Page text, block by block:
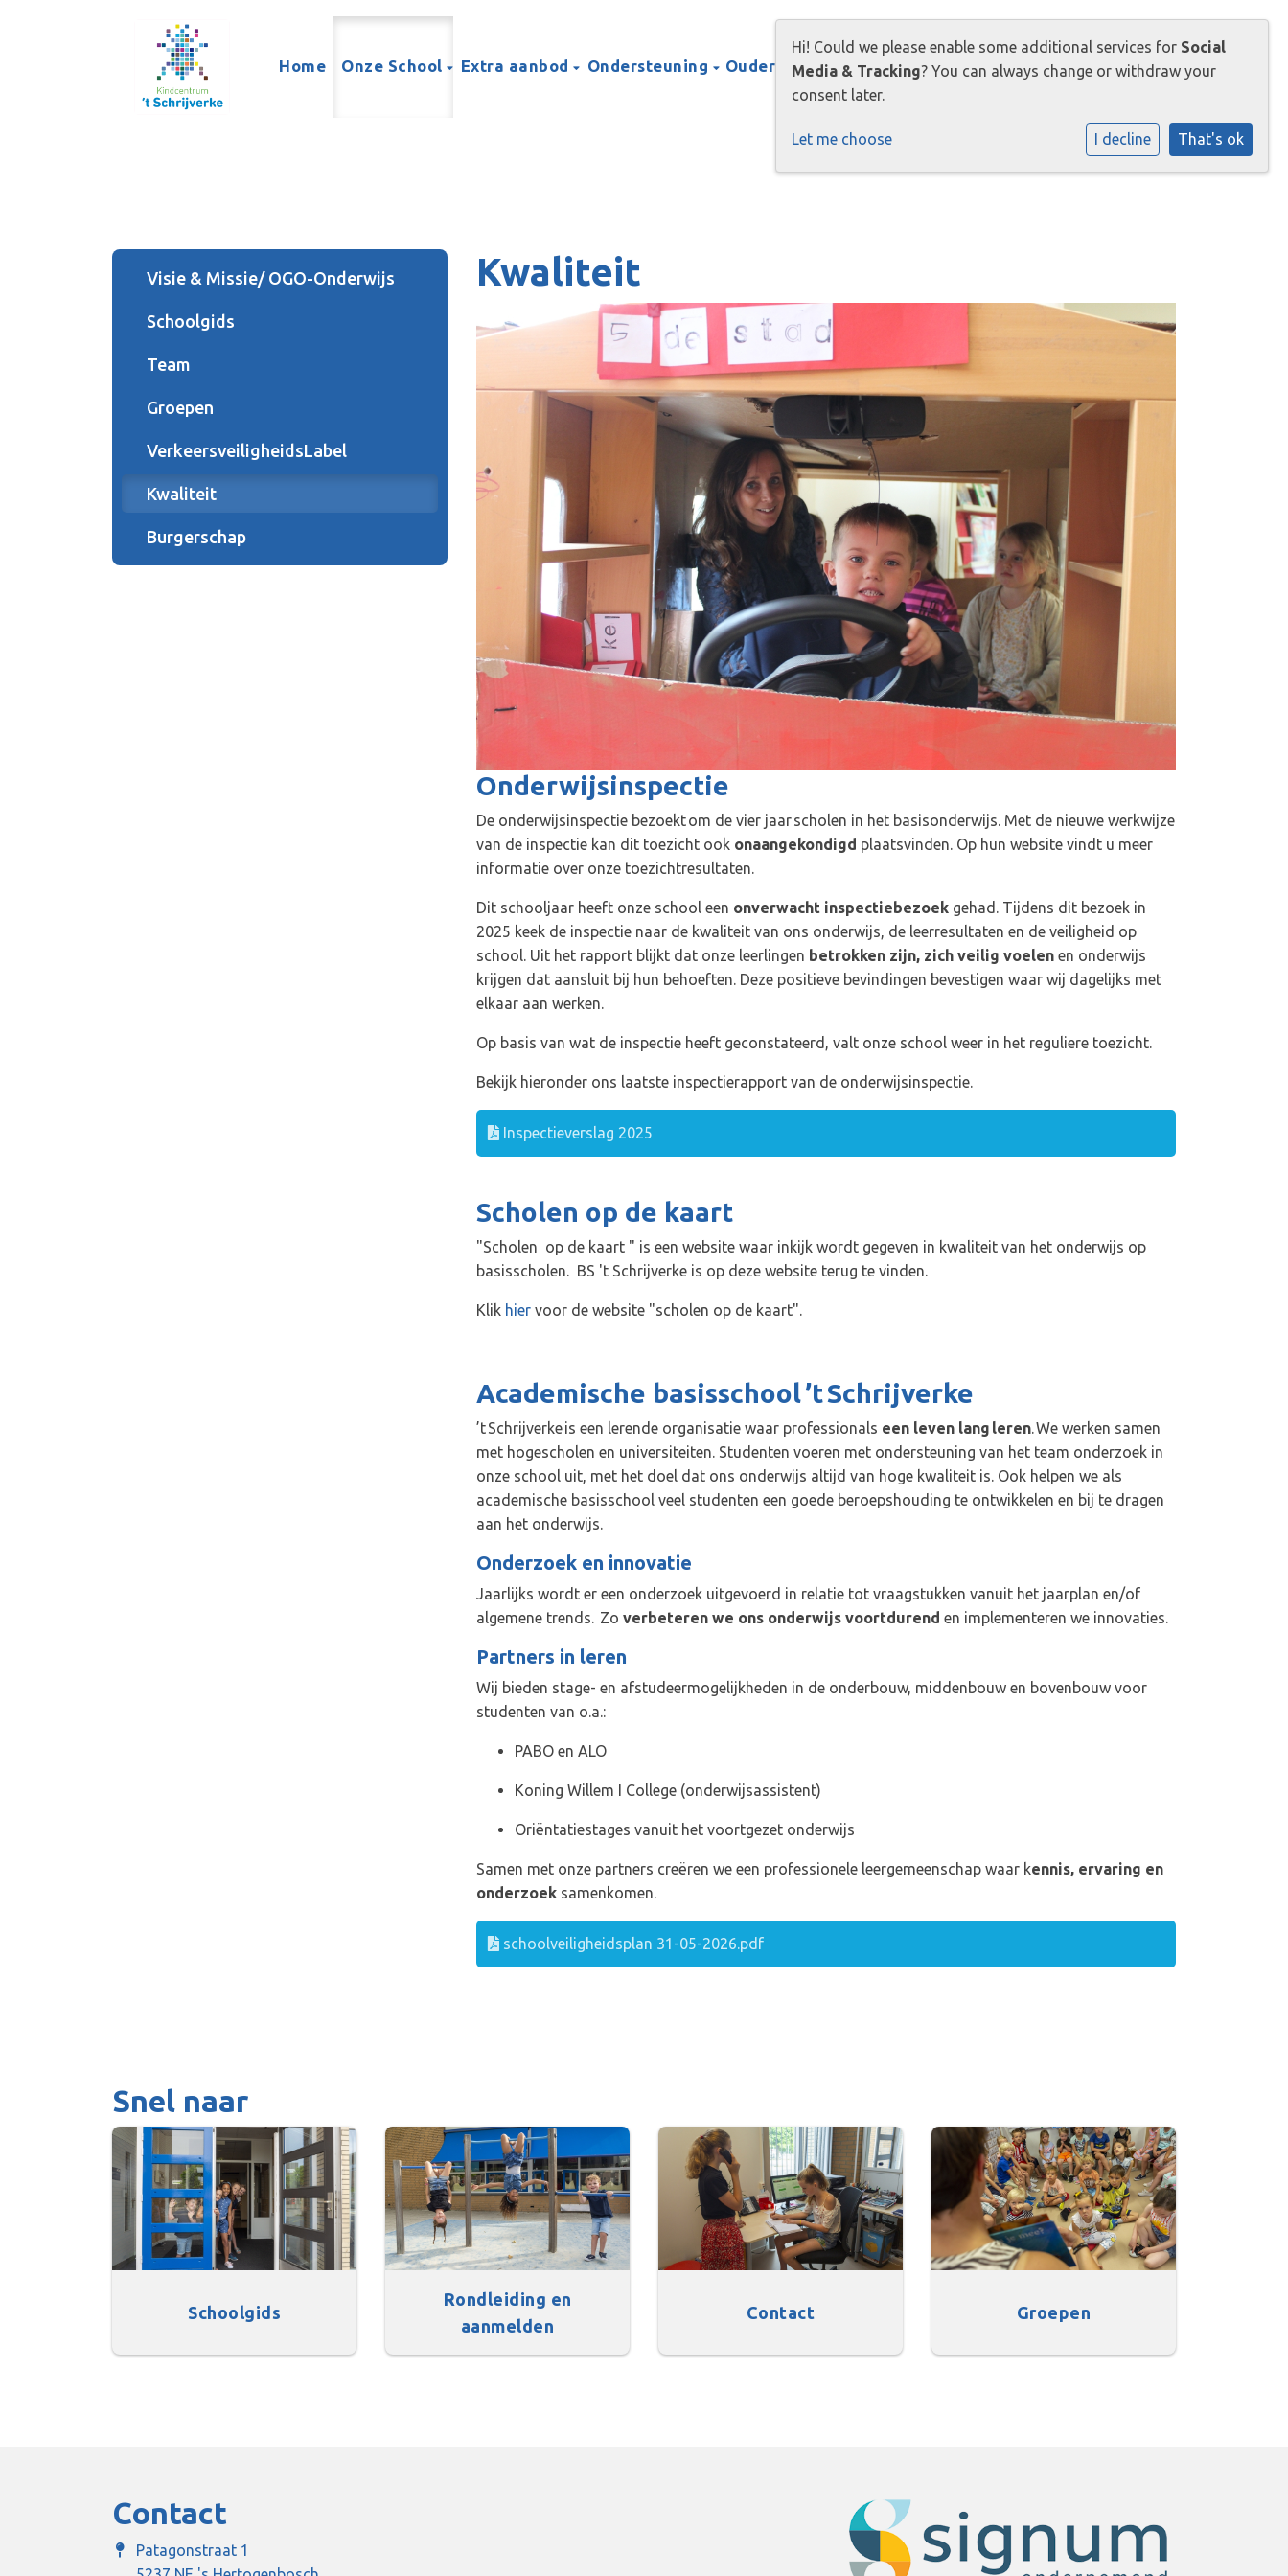
Home Onze School Extra aanbod Ondersteuning Ouders Praktische info Opvang 0-13 jaar Contact
Visie & Missie/ OGO-Onderwijs
Schoolgids
Team
Groepen
VerkeersveiligheidsLabel
Kwaliteit
Burgerschap
Kwaliteit
Onderwijsinspectie
De onderwijsinspectie bezoekt om de vier jaar scholen in het basisonderwijs. Met de nieuwe werkwijze
van de inspectie kan dit toezicht ook onaangekondigd plaatsvinden. Op hun website vindt u meer
informatie over onze toezichtresultaten.
Dit schooljaar heeft onze school een onverwacht inspectiebezoek gehad. Tijdens dit bezoek in
2025 keek de inspectie naar de kwaliteit van ons onderwijs, de leerresultaten en de veiligheid op
school. Uit het rapport blijkt dat onze leerlingen betrokken zijn, zich veilig voelen en onderwijs
krijgen dat aansluit bij hun behoeften. Deze positieve bevindingen bevestigen waar wij dagelijks met
elkaar aan werken.
Op basis van wat de inspectie heeft geconstateerd, valt onze school weer in het reguliere toezicht.
Bekijk hieronder ons laatste inspectierapport van de onderwijsinspectie.
Inspectieverslag 2025
Scholen op de kaart
"Scholen op de kaart " is een website waar inkijk wordt gegeven in kwaliteit van het onderwijs op
basisscholen. BS 't Schrijverke is op deze website terug te vinden.
Klik hier voor de website "scholen op de kaart".
Academische basisschool ’t Schrijverke
’t Schrijverke is een lerende organisatie waar professionals een leven lang leren. We werken samen
met hogescholen en universiteiten. Studenten voeren met ondersteuning van het team onderzoek in
onze school uit, met het doel dat ons onderwijs altijd van hoge kwaliteit is. Ook helpen we als
academische basisschool veel studenten een goede beroepshouding te ontwikkelen en bij te dragen
aan het onderwijs.
Onderzoek en innovatie
Jaarlijks wordt er een onderzoek uitgevoerd in relatie tot vraagstukken vanuit het jaarplan en/of
algemene trends. Zo verbeteren we ons onderwijs voortdurend en implementeren we innovaties.
Partners in leren
Wij bieden stage- en afstudeermogelijkheden in de onderbouw, middenbouw en bovenbouw voor
studenten van o.a.:
PABO en ALO
Koning Willem I College (onderwijsassistent)
Oriëntatiestages vanuit het voortgezet onderwijs
Samen met onze partners creëren we een professionele leergemeenschap waar kennis, ervaring en
onderzoek samenkomen.
schoolveiligheidsplan 31-05-2026.pdf
Snel naar
Schoolgids
Rondleiding en
aanmelden
Contact Groepen
Contact
Patagonstraat 1
Hi! Could we please enable some additional services for Social
Media & Tracking? You can always change or withdraw your
consent later.
Let me choose I decline That's ok